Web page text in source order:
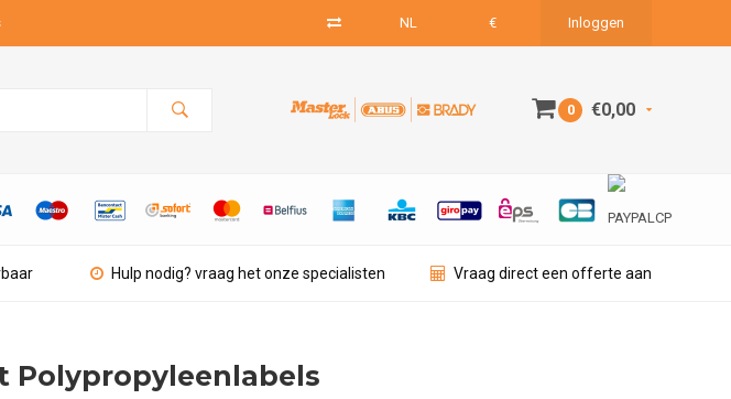
NL € Inloggen
0 €0,00
Hulp nodig? vraag het onze specialisten Vraag direct een offerte aan
Polypropyleenlabels